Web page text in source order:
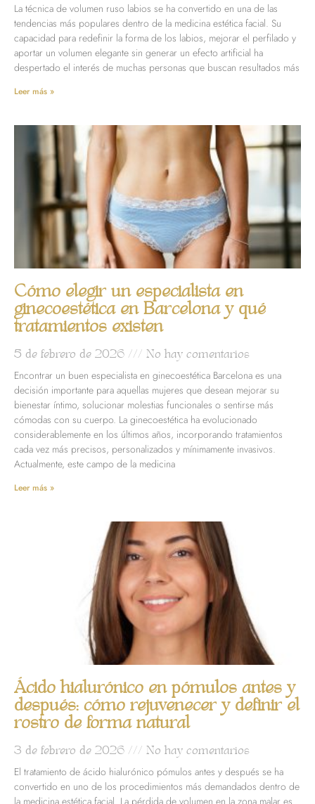
La técnica de volumen ruso labios se ha convertido en una de las
tendencias más populares dentro de la medicina estética facial. Su
capacidad para redefinir la forma de los labios, mejorar el perfilado y
aportar un volumen elegante sin generar un efecto artificial ha
despertado el interés de muchas personas que buscan resultados más
Leer más »
Cómo elegir un especialista en
ginecoestética en Barcelona y qué
tratamientos existen
5 de febrero de 2026 No hay comentarios
Encontrar un buen especialista en ginecoestética Barcelona es una
decisión importante para aquellas mujeres que desean mejorar su
bienestar íntimo, solucionar molestias funcionales o sentirse más
cómodas con su cuerpo. La ginecoestética ha evolucionado
considerablemente en los últimos años, incorporando tratamientos
cada vez más precisos, personalizados y mínimamente invasivos.
Actualmente, este campo de la medicina
Leer más »
Ácido hialurónico en pómulos antes y
después: cómo rejuvenecer y definir el
rostro de forma natural
3 de febrero de 2026 No hay comentarios
El tratamiento de ácido hialurónico pómulos antes y después se ha
convertido en uno de los procedimientos más demandados dentro de
la medicina estética facial. La pérdida de volumen en la zona malar es